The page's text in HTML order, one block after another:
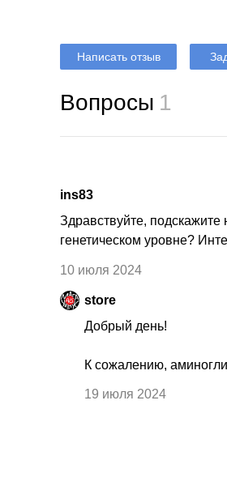
Написать отзыв
Вопросы 1
ins83
Здравствуйте,
генетическом уровне?
10 июля 2024
store
Добрый день!
К сожалению,
19 июля 2024